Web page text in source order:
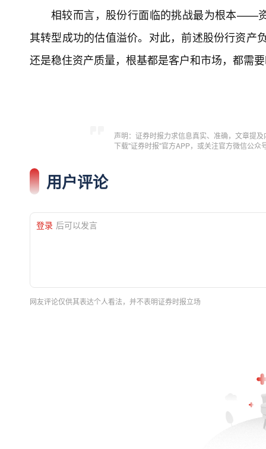
相较而言，股份行面临的挑战最为根本——
其转型成功的估值溢价。对此，前述股份行资产
还是稳住资产质量，根基都是客户和市场，都需
声明：证券时报力求信息真实、准确，文章提
下载"证券时报"官方APP，或关注官方微信公
用户评论
登录 后可以发言
网友评论仅供其表达个人看法，并不表明证券时报立场